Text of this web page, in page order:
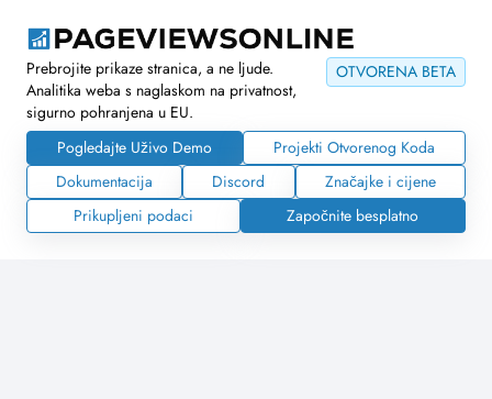
OTVORENA BETA
Prebrojite prikaze stranica, a ne ljude.
Analitika weba s naglaskom na privatnost,
sigurno pohranjena u EU.
Pogledajte Uživo Demo
Projekti Otvorenog Koda
Dokumentacija
Discord
Značajke i cijene
Prikupljeni podaci
Započnite besplatno